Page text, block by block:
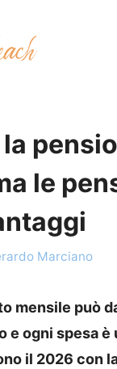
le
Marciano
mensile può
e ogni spesa
il 2026 con